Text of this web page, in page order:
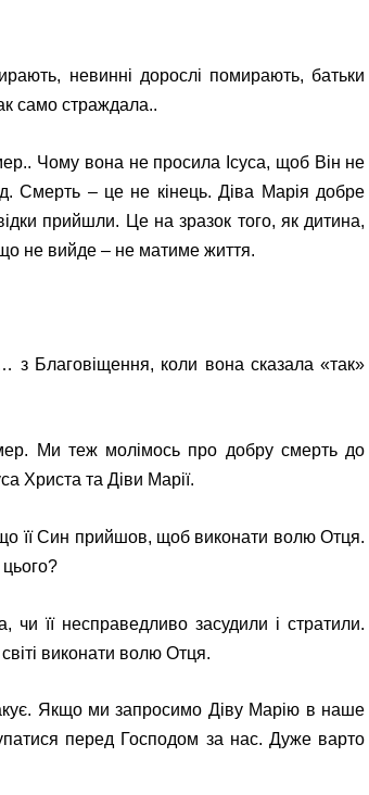
невинні дорослі помирають, батьки
само страждала..
Чому вона не просила Ісуса, щоб Він не
Смерть – це не кінець. Діва Марія добре
прийшли. Це на зразок того, як дитина,
не вийде – не матиме життя.
Благовіщення, коли вона сказала «так»
Ми теж молімось про добру смерть до
Христа та Діви Марії.
її Син прийшов, щоб виконати волю Отця.
її несправедливо засудили і стратили.
виконати волю Отця.
Якщо ми запросимо Діву Марію в наше
перед Господом за нас. Дуже варто